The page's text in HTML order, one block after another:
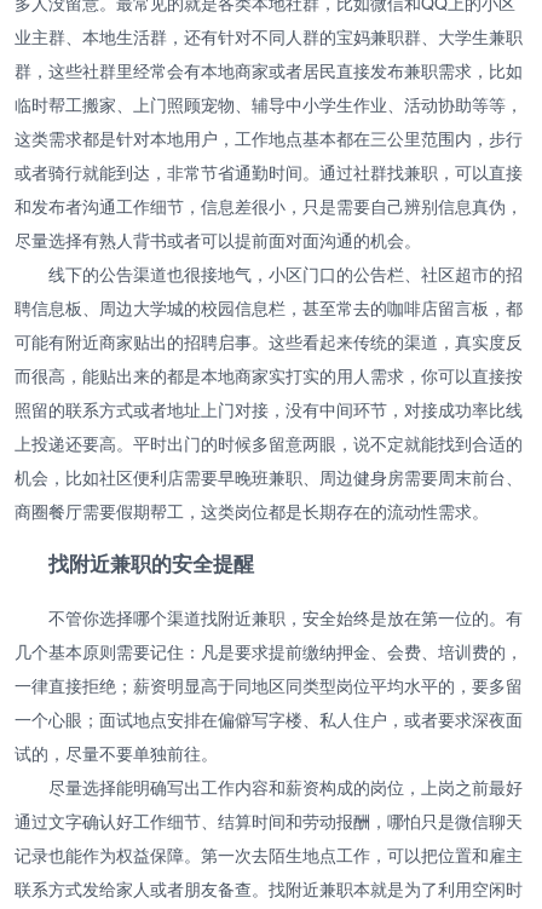
业主群、本地生活群，还有针对不同人群的宝妈兼职群、大学生兼职
群，这些社群里经常会有本地商家或者居民直接发布兼职需求，比如
临时帮工搬家、上门照顾宠物、辅导中小学生作业、活动协助等等，
这类需求都是针对本地用户，工作地点基本都在三公里范围内，步行
或者骑行就能到达，非常节省通勤时间。通过社群找兼职，可以直接
和发布者沟通工作细节，信息差很小，只是需要自己辨别信息真伪，
尽量选择有熟人背书或者可以提前面对面沟通的机会。
线下的公告渠道也很接地气，小区门口的公告栏、社区超市的招
聘信息板、周边大学城的校园信息栏，甚至常去的咖啡店留言板，都
可能有附近商家贴出的招聘启事。这些看起来传统的渠道，真实度反
而很高，能贴出来的都是本地商家实打实的用人需求，你可以直接按
照留的联系方式或者地址上门对接，没有中间环节，对接成功率比线
上投递还要高。平时出门的时候多留意两眼，说不定就能找到合适的
机会，比如社区便利店需要早晚班兼职、周边健身房需要周末前台、
商圈餐厅需要假期帮工，这类岗位都是长期存在的流动性需求。
找附近兼职的安全提醒
不管你选择哪个渠道找附近兼职，安全始终是放在第一位的。有
几个基本原则需要记住：凡是要求提前缴纳押金、会费、培训费的，
一律直接拒绝；薪资明显高于同地区同类型岗位平均水平的，要多留
一个心眼；面试地点安排在偏僻写字楼、私人住户，或者要求深夜面
试的，尽量不要单独前往。
尽量选择能明确写出工作内容和薪资构成的岗位，上岗之前最好
通过文字确认好工作细节、结算时间和劳动报酬，哪怕只是微信聊天
记录也能作为权益保障。第一次去陌生地点工作，可以把位置和雇主
联系方式发给家人或者朋友备查。找附近兼职本就是为了利用空闲时